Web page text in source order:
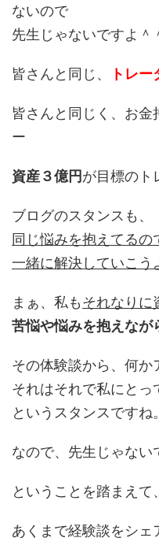
ないので
先生じゃないですよ＾
皆さんと同じ、 トレー
皆さんと同じく、お
ー
資産３億円が目標のト
ブログのスタンスも、
同じ悩みを抱えてるの
一緒に解決していこう
まぁ、私もそれなりに
苦悩や悩みを抱えなが
その体験談から、何か
それはそれで私にとっ
というスタンスですね。
なので、先生じゃない
ということを踏まえて
あくまで経験談をシェ